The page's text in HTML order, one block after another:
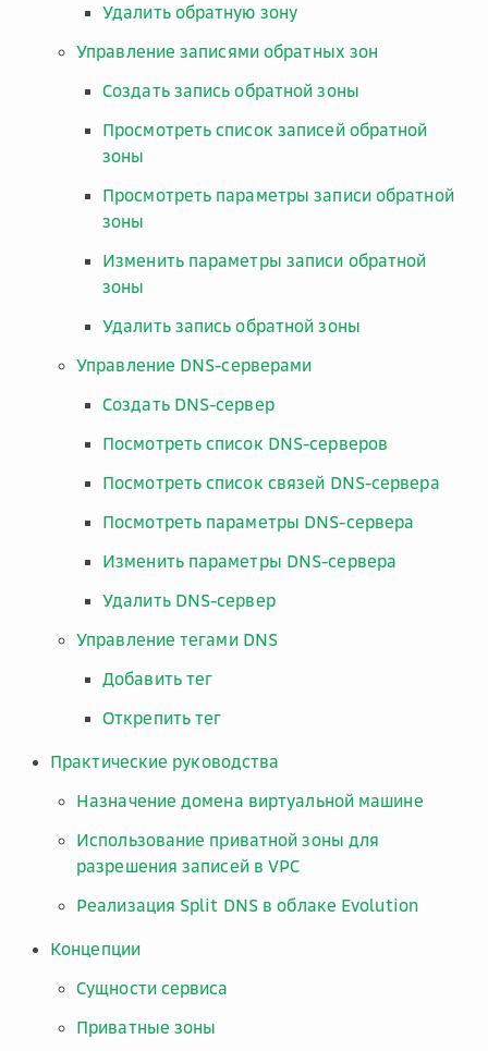
Удалить обратную зону
Управление записями обратных зон
Создать запись обратной зоны
Просмотреть список записей обратной
зоны
Просмотреть параметры записи обратной
зоны
Изменить параметры записи обратной
зоны
Удалить запись обратной зоны
Управление DNS-серверами
Создать DNS-сервер
Посмотреть список DNS-серверов
Посмотреть список связей DNS-сервера
Посмотреть параметры DNS-сервера
Изменить параметры DNS-сервера
Удалить DNS-сервер
Управление тегами DNS
Добавить тег
Открепить тег
Практические руководства
Назначение домена виртуальной машине
Использование приватной зоны для
разрешения записей в VPC
Реализация Split DNS в облаке Evolution
Концепции
Сущности сервиса
Приватные зоны